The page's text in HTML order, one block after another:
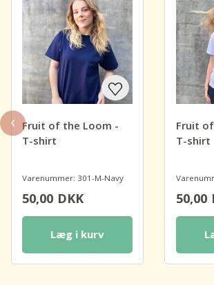
Fruit of the Loom -
T-shirt
Varenummer: 301-M-Navy
50,00DKK
Læg i kurv
Fruit
T-shirt
50,00
‹